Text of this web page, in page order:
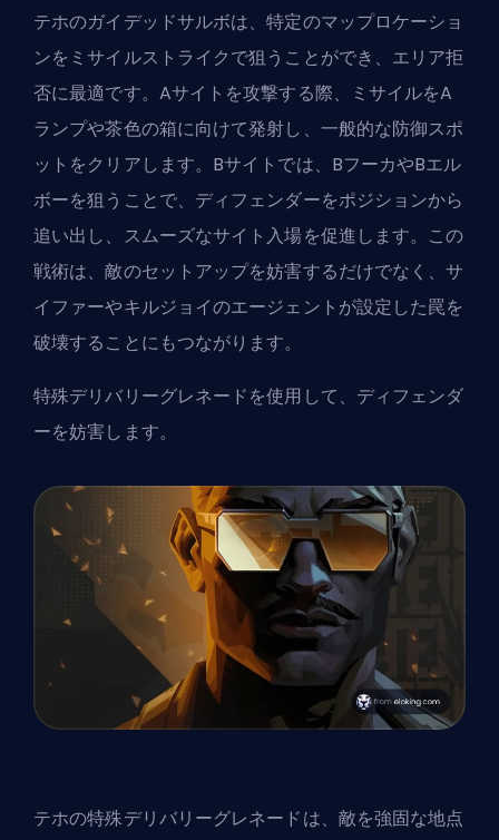
テホのガイデッドサルボは、特定のマップロケーショ
ンをミサイルストライクで狙うことができ、エリア拒
否に最適です。Aサイトを攻撃する際、ミサイルをA
ランプや茶色の箱に向けて発射し、一般的な防御スポ
ットをクリアします。Bサイトでは、BフーカやBエル
ボーを狙うことで、ディフェンダーをポジションから
追い出し、スムーズなサイト入場を促進します。この
戦術は、敵のセットアップを妨害するだけでなく、サ
イファーやキルジョイのエージェントが設定した罠を
破壊することにもつながります。
特殊デリバリーグレネードを使用して、ディフェンダ
ーを妨害します。
テホの特殊デリバリーグレネードは、敵を強固な地点